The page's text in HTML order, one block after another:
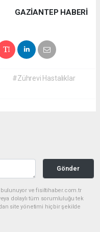
GAZIANTEP HABERİ
#Zührevi Hastalıklar
Gönder
bulunuyor ve fisiltihaber.com.tr
dolaylı tüm sorumluluğu tek
site yönetimi hiçbir şekilde